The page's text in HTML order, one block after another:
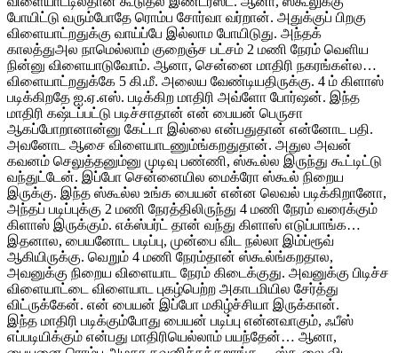
போயிட்டு வரும்போதே ரொம்ப சோர்வா வர்றான். அதுக்குப் பிறகு
விளையாட்றதுக்கு வாய்ப்பே இல்லாம போயிடுது. அந்தக்
காலத்துஅல நாமெல்லாம் குறைஞ்ச பட்சம் 2 மணி நேரம் வெளிய
நின்னு விளையாடுவோம். ஆனா, சென்னை மாதிரி நகரங்கள்ல…
விளையாட்றதுக்கே 5 கி.மீ. அலைய வேண்டியதிருக்கு. 4 ம் கிளாஸ்
படிக்கிறதே ஐ.ஏ.எஸ். படிக்கிற மாதிரி அவ்ளோ போர்ஷன். இந்த
மாதிரி கஷ்டப்பட்டு படிச்சாதான் என் பையன் பெருசா
ஆகப்போறானான்னு கேட்டா இல்லை என்பதுதான் என்னோட பதி.
அவனோட ஆசை விளையாடணும்ங்கறதுதான். அதுல அவன்
கவனம் செலுத்தனும்னு முடிவு பண்ணி, ஸ்கூல்ல இருந்து கூட்டிட்டு
வந்துட்டேன். இப்போ சென்னையில மைக்ரோ ஸ்கூல் நிறைய
இருக்கு. இந்த ஸ்கூல்ல உங்க பையன் என்ன லெவல் படிக்கிறானோ,
அந்தப் படிப்புக்கு 2 மணி நேரத்திலிருந்து 4 மணி நேரம் வரைக்கும்
கிளாஸ் இருக்கும். எக்ஸ்பர்ட் தான் வந்து கிளாஸ் எடுப்பாங்க…
இதனால, பையனோட படிப்பு, முன்பை விட நல்லா இம்ப்ரூவ்
ஆகியிருக்கு. வெறும் 4 மணி நேரம்தான் ஸ்கூல்ங்கறதால,
அவனுக்கு நிறைய விளையாட நேரம் கிடைக்குது. அவனுக்கு பிடிச்ச
விளையாட்டை விளையாட புகழ்பெற்ற அகாடமியில சேர்த்து
விட்ருக்கேன். என் பையன் இப்போ மகிழ்ச்சியா இருக்கான்.
இந்த மாதிரி படிக்கும்போது பையன் படிப்பு என்னவாகும், ஃபீஸ்
எப்படியிக்கும் என்பது மாதிரியெல்லாம் பயந்தேன்… ஆனா,